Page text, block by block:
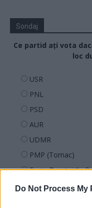
Do Not Process
Sondaj
Ce partid ați vota
loc
USR
PNL
PSD
AUR
UDMR
PMP (Tomac)
Forța Dreptei (L.
PNȚMM